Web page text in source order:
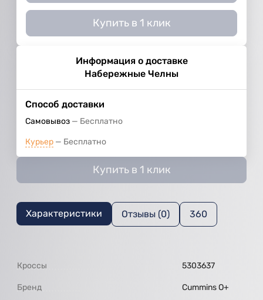
Купить в 1 клик
Информация о доставке
Набережные Челны
Способ доставки
Самовывоз Бесплатно
Курьер Бесплатно
Купить в 1 клик
Характеристики Отзывы (0) 360
Кроссы 5303637
Бренд Cummins O+